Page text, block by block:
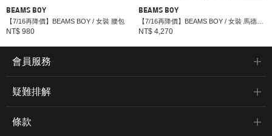
BEAMS BOY
【7/16再降價】BEAMS BOY / 女裝 腰包
NT$ 980
BEAMS BOY
NT$ 4,270
會員服務
疑難排解
條款